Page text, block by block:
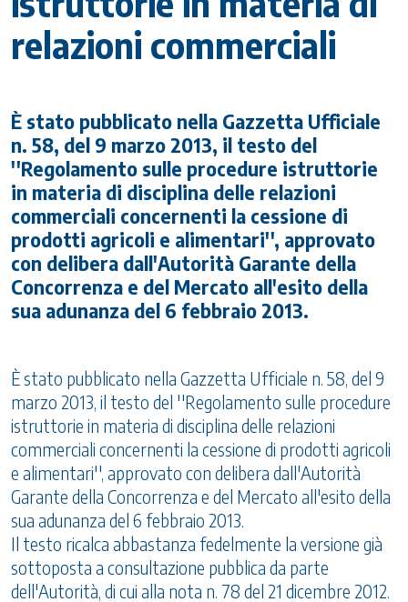
relazioni commerciali
È stato pubblicato nella Gazzetta Ufficiale
n. 58, del 9 marzo 2013, il testo del
''Regolamento sulle procedure istruttorie
in materia di disciplina delle relazioni
commerciali concernenti la cessione di
prodotti agricoli e alimentari'', approvato
con delibera dall'Autorità Garante della
Concorrenza e del Mercato all'esito della
sua adunanza del 6 febbraio 2013.
È stato pubblicato nella Gazzetta Ufficiale n. 58, del 9
marzo 2013, il testo del ''Regolamento sulle procedure
istruttorie in materia di disciplina delle relazioni
commerciali concernenti la cessione di prodotti agricoli
e alimentari'', approvato con delibera dall'Autorità
Garante della Concorrenza e del Mercato all'esito della
sua adunanza del 6 febbraio 2013.
Il testo ricalca abbastanza fedelmente la versione già
sottoposta a consultazione pubblica da parte
dell'Autorità, di cui alla nota n. 78 del 21 dicembre 2012.